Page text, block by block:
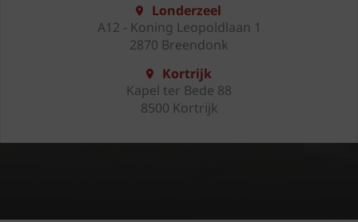
Londerzeel
A12 - Koning Leopoldlaan 1
2870 Breendonk
Kortrijk
Kapel ter Bede 88
8500 Kortrijk